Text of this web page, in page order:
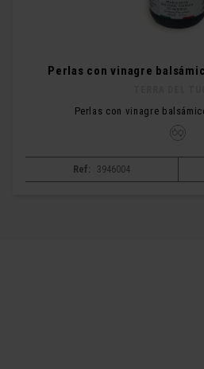
Perlas con vinagre
Perlas con vinagre
Ref: 3946004